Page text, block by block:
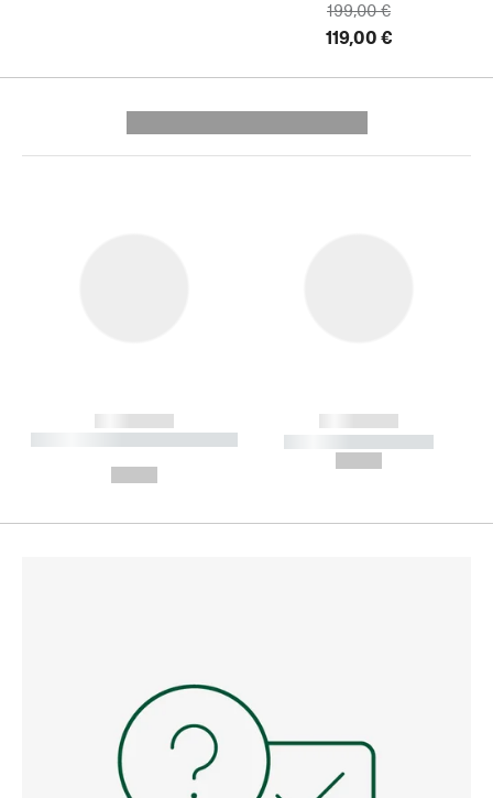
199,00 €
119,00 €
------------
----------- ----------- --------
------------
----------- -----------